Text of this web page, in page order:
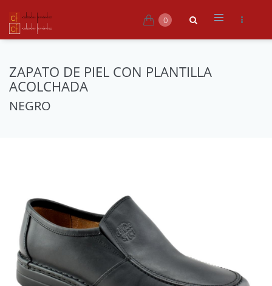
0
ZAPATO DE PIEL CON PLANTILLA
ACOLCHADA
NEGRO